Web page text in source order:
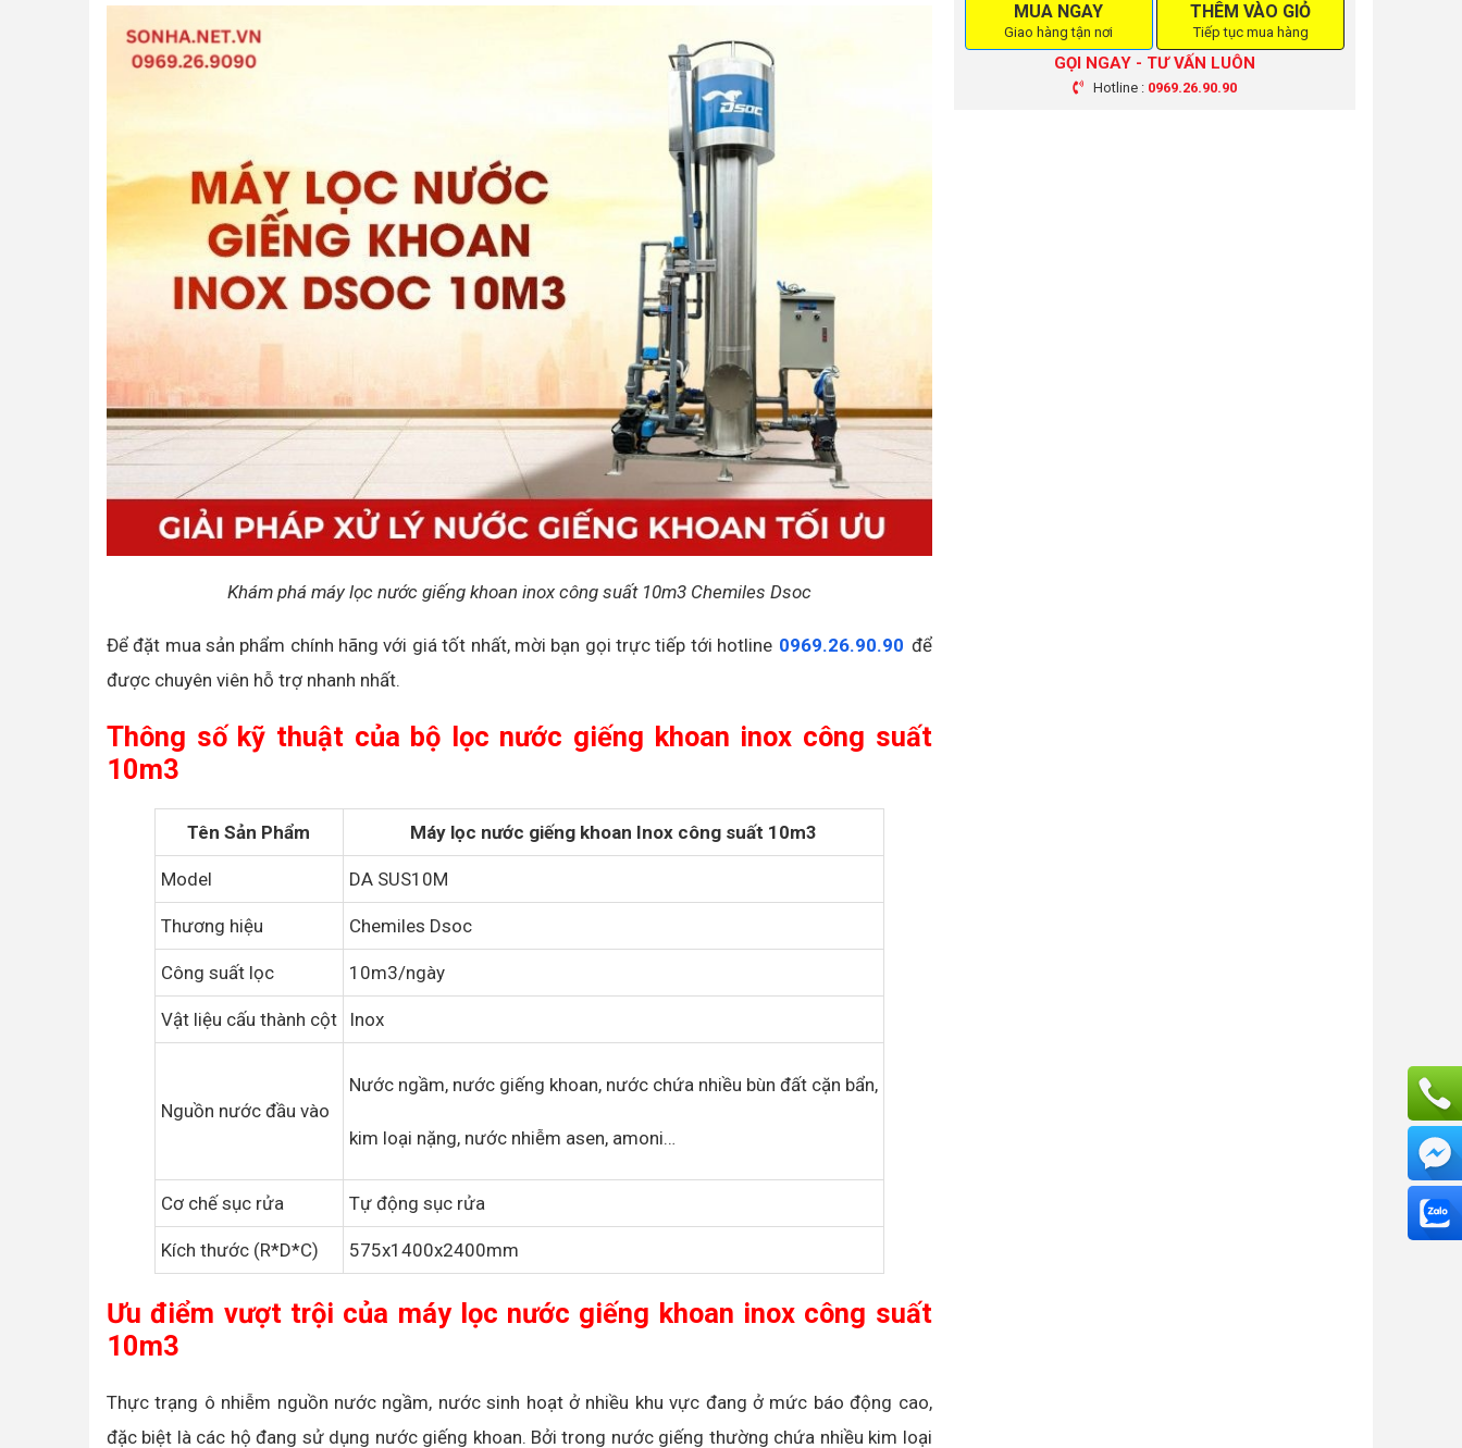
Khám phá máy lọc nước giếng khoan inox công suất 10m3 Chemiles Dsoc
Để đặt mua sản phẩm chính hãng với giá tốt nhất, mời bạn gọi trực tiếp tới hotline 0969.26.90.90 để
được chuyên viên hỗ trợ nhanh nhất.
Thông số kỹ thuật của bộ lọc nước giếng khoan inox công suất
10m3
Tên Sản Phẩm Máy lọc nước giếng khoan Inox công suất 10m3
Model DA SUS10M
Thương hiệu Chemiles Dsoc
Công suất lọc 10m3/ngày
Vật liệu cấu thành cột Inox
Nguồn nước đầu vào
Nước ngầm, nước giếng khoan, nước chứa nhiều bùn đất cặn bẩn,
kim loại nặng, nước nhiễm asen, amoni…
Cơ chế sục rửa Tự động sục rửa
Kích thước (R*D*C) 575x1400x2400mm
Ưu điểm vượt trội của máy lọc nước giếng khoan inox công suất
10m3
Thực trạng ô nhiễm nguồn nước ngầm, nước sinh hoạt ở nhiều khu vực đang ở mức báo động cao,
đặc biệt là các hộ đang sử dụng nước giếng khoan. Bởi trong nước giếng thường chứa nhiều kim loại
MUA NGAY
Giao hàng tận nơi
THÊM VÀO GIỎ
Tiếp tục mua hàng
GỌI NGAY - TƯ VẤN LUÔN
Hotline : 0969.26.90.90